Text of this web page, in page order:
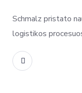
Schmalz pristato
logistikos